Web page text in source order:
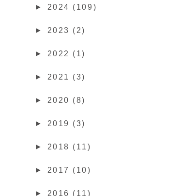
► 2024 (109)
► 2023 (2)
► 2022 (1)
► 2021 (3)
► 2020 (8)
► 2019 (3)
► 2018 (11)
► 2017 (10)
► 2016 (11)